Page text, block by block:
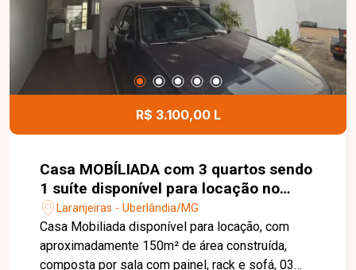
mais informações e agende uma visita para
conhecer esta excelente oportunidade comercial.
R$ 3.100,00 L
Casa MOBÍLIADA com 3 quartos sendo
1 suíte disponível para locação no
bairro Laranjeiras em Uberlândia-MG
Laranjeiras - Uberlândia/MG
Casa Mobiliada disponível para locação, com
aproximadamente 150m² de área construída,
composta por sala com painel, rack e sofá, 03